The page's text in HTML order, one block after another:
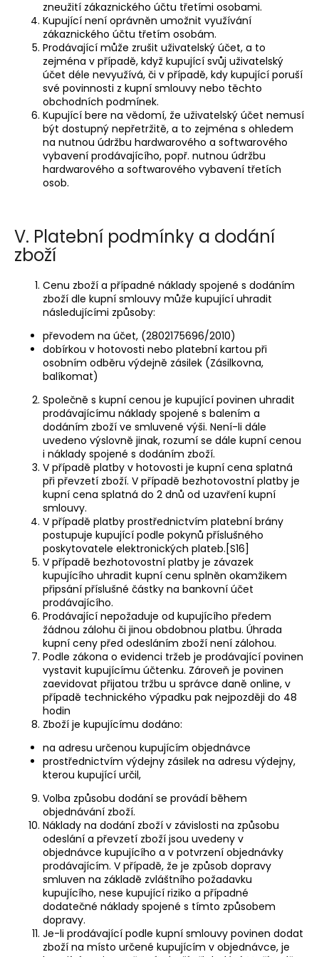
zneužití zákaznického účtu třetími osobami.
Kupující není oprávněn umožnit využívání
zákaznického účtu třetím osobám.
Prodávající může zrušit uživatelský účet, a to
zejména v případě, když kupující svůj uživatelský
účet déle nevyužívá, či v případě, kdy kupující poruší
své povinnosti z kupní smlouvy nebo těchto
obchodních podmínek.
Kupující bere na vědomí, že uživatelský účet nemusí
být dostupný nepřetržitě, a to zejména s ohledem
na nutnou údržbu hardwarového a softwarového
vybavení prodávajícího, popř. nutnou údržbu
hardwarového a softwarového vybavení třetích
osob.
V. Platební podmínky a dodání
zboží
Cenu zboží a případné náklady spojené s dodáním
zboží dle kupní smlouvy může kupující uhradit
následujícími způsoby:
převodem na účet, (2802175696/2010)
dobírkou v hotovosti nebo platební kartou při
osobním odběru výdejně zásilek (Zásilkovna,
balíkomat)
Společně s kupní cenou je kupující povinen uhradit
prodávajícímu náklady spojené s balením a
dodáním zboží ve smluvené výši. Není-li dále
uvedeno výslovně jinak, rozumí se dále kupní cenou
i náklady spojené s dodáním zboží.
V případě platby v hotovosti je kupní cena splatná
při převzetí zboží. V případě bezhotovostní platby je
kupní cena splatná do 2 dnů od uzavření kupní
smlouvy.
V případě platby prostřednictvím platební brány
postupuje kupující podle pokynů příslušného
poskytovatele elektronických plateb.[S16]
V případě bezhotovostní platby je závazek
kupujícího uhradit kupní cenu splněn okamžikem
připsání příslušné částky na bankovní účet
prodávajícího.
Prodávající nepožaduje od kupujícího předem
žádnou zálohu či jinou obdobnou platbu. Úhrada
kupní ceny před odesláním zboží není zálohou.
Podle zákona o evidenci tržeb je prodávající povinen
vystavit kupujícímu účtenku. Zároveň je povinen
zaevidovat přijatou tržbu u správce daně online, v
případě technického výpadku pak nejpozději do 48
hodin
Zboží je kupujícímu dodáno:
na adresu určenou kupujícím objednávce
prostřednictvím výdejny zásilek na adresu výdejny,
kterou kupující určil,
Volba způsobu dodání se provádí během
objednávání zboží.
Náklady na dodání zboží v závislosti na způsobu
odeslání a převzetí zboží jsou uvedeny v
objednávce kupujícího a v potvrzení objednávky
prodávajícím. V případě, že je způsob dopravy
smluven na základě zvláštního požadavku
kupujícího, nese kupující riziko a případné
dodatečné náklady spojené s tímto způsobem
dopravy.
Je-li prodávající podle kupní smlouvy povinen dodat
zboží na místo určené kupujícím v objednávce, je